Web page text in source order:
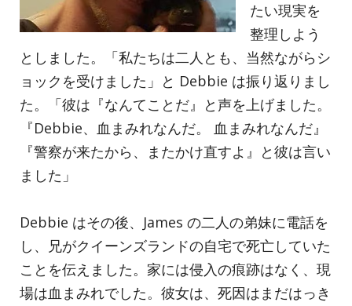
たい現実を
整理しよう
としました。「私たちは二人とも、当然ながらシ
ョックを受けました」と Debbie は振り返りまし
た。「彼は『なんてことだ』と声を上げました。
『Debbie、血まみれなんだ。 血まみれなんだ』
『警察が来たから、またかけ直すよ』と彼は言い
ました」
Debbie はその後、James の二人の弟妹に電話を
し、兄がクイーンズランドの自宅で死亡していた
ことを伝えました。家には侵入の痕跡はなく、現
場は血まみれでした。彼女は、死因はまだはっき